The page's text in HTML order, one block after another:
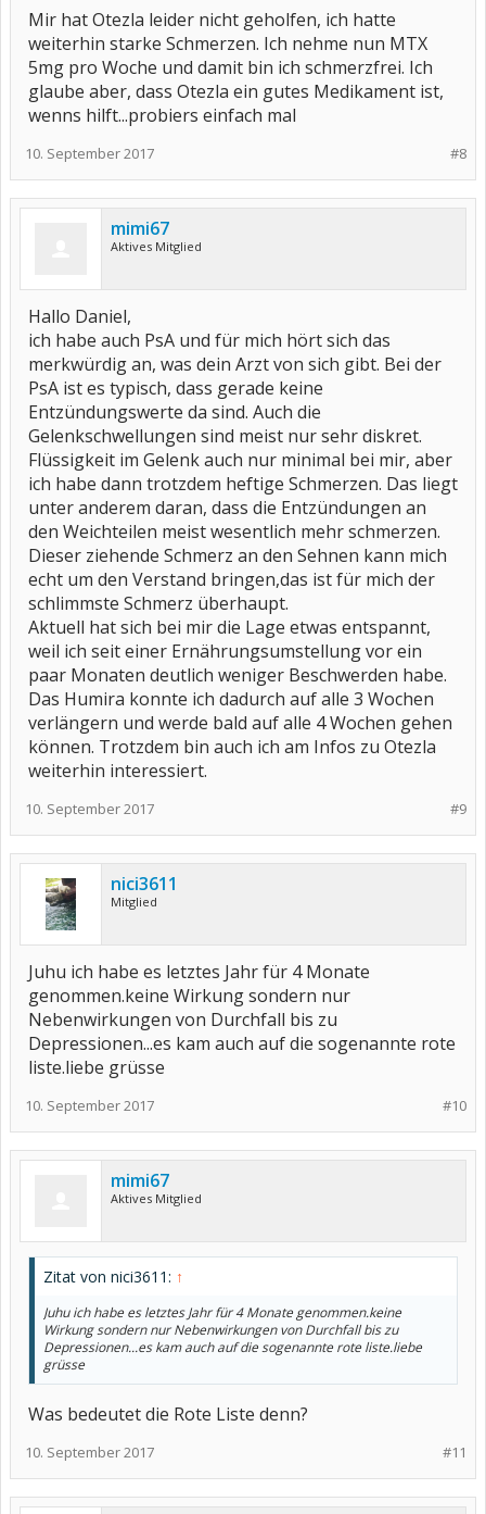
Mir hat Otezla leider nicht geholfen, ich hatte
weiterhin starke Schmerzen. Ich nehme nun MTX
5mg pro Woche und damit bin ich schmerzfrei. Ich
glaube aber, dass Otezla ein gutes Medikament ist,
wenns hilft...probiers einfach mal
#8
10. September 2017
mimi67
Aktives Mitglied
Hallo Daniel,
ich habe auch PsA und für mich hört sich das
merkwürdig an, was dein Arzt von sich gibt. Bei der
PsA ist es typisch, dass gerade keine
Entzündungswerte da sind. Auch die
Gelenkschwellungen sind meist nur sehr diskret.
Flüssigkeit im Gelenk auch nur minimal bei mir, aber
ich habe dann trotzdem heftige Schmerzen. Das liegt
unter anderem daran, dass die Entzündungen an
den Weichteilen meist wesentlich mehr schmerzen.
Dieser ziehende Schmerz an den Sehnen kann mich
echt um den Verstand bringen,das ist für mich der
schlimmste Schmerz überhaupt.
Aktuell hat sich bei mir die Lage etwas entspannt,
weil ich seit einer Ernährungsumstellung vor ein
paar Monaten deutlich weniger Beschwerden habe.
Das Humira konnte ich dadurch auf alle 3 Wochen
verlängern und werde bald auf alle 4 Wochen gehen
können. Trotzdem bin auch ich am Infos zu Otezla
weiterhin interessiert.
#9
10. September 2017
nici3611
Mitglied
Juhu ich habe es letztes Jahr für 4 Monate
genommen.keine Wirkung sondern nur
Nebenwirkungen von Durchfall bis zu
Depressionen...es kam auch auf die sogenannte rote
liste.liebe grüsse
#10
10. September 2017
mimi67
Aktives Mitglied
Zitat von nici3611: ↑
Juhu ich habe es letztes Jahr für 4 Monate genommen.keine
Wirkung sondern nur Nebenwirkungen von Durchfall bis zu
Depressionen...es kam auch auf die sogenannte rote liste.liebe
grüsse
Was bedeutet die Rote Liste denn?
#11
10. September 2017